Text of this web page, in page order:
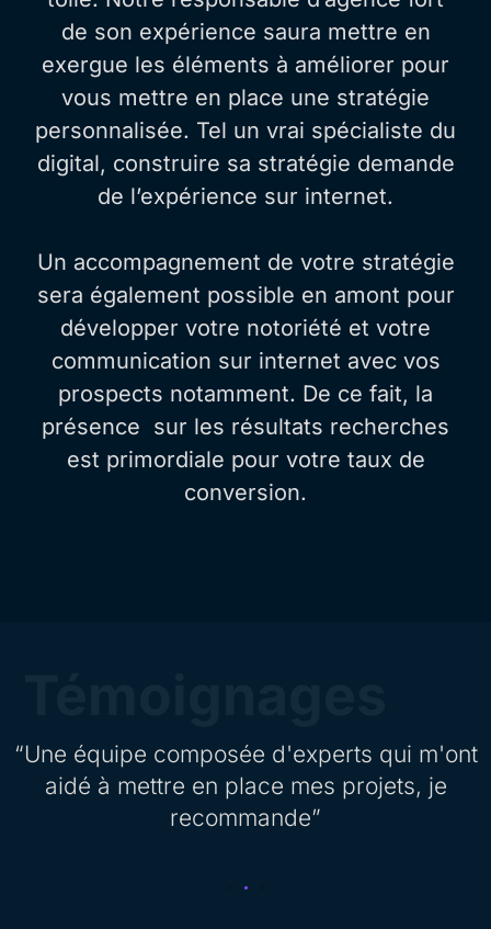
de son expérience saura mettre en
exergue les éléments à améliorer pour
vous mettre en place une stratégie
personnalisée. Tel un vrai spécialiste du
digital, construire sa stratégie demande
de l’expérience sur internet.
Un accompagnement de votre stratégie
sera également possible en amont pour
développer votre notoriété et votre
communication sur internet avec vos
prospects notamment. De ce fait, la
présence sur les résultats recherches
est primordiale pour votre taux de
conversion.
“Webiaprod a su répondre à mes attentes,
jeune agence mais aussi efficace qu'une
grande agence, avec l'humilité en plus !”